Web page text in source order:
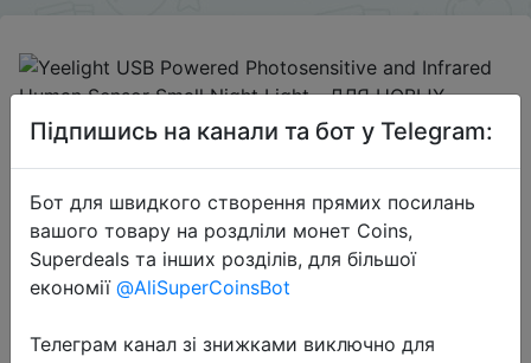
2018-06-22
Yeelight USB Powered
Photosensitive and Infrared Human
Sensor Small Night Light - ДЛЯ
НОВЫХ ПОКУПАТЕЛЕЙ
$9.99
Підпишись на канали та бот у Telegram:
Бот для швидкого створення прямих посилань
вашого товару на роздліли монет Coins,
Superdeals та інших розділів, для більшої
економії @AliSuperCoinsBot
Телеграм канал зі знижками виключно для